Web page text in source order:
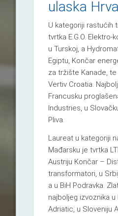
ulaska
U kategoriji rastućih
tvrtka E.G.O.
u Turskoj, a
Egiptu, Končar
za tržište Kanade,
Vertiv Croatia.
Francusku
Industries, u
Pliva.
Laureat u kategoriji
Mađarsku je tvrtka
Austriju Končar –
transformatori, u
a u BiH Podravka.
najboljeg izvoznika
Adriatic, u Sloveniju